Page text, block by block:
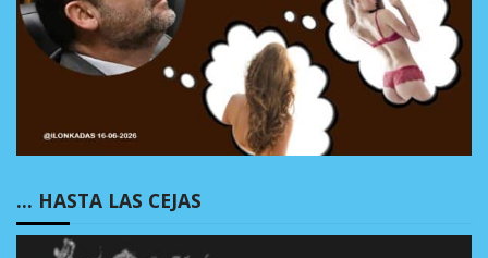
… HASTA LAS CEJAS